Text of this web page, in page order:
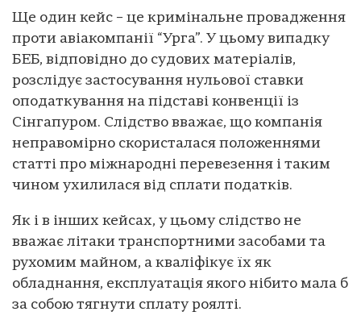
Ще один кейс – це кримінальне провадження
проти авіакомпанії “Урга”. У цьому випадку
БЕБ, відповідно до судових матеріалів,
розслідує застосування нульової ставки
оподаткування на підставі конвенції із
Сінгапуром. Слідство вважає, що компанія
неправомірно скористалася положеннями
статті про міжнародні перевезення і таким
чином ухилилася від сплати податків.
Як і в інших кейсах, у цьому слідство не
вважає літаки транспортними засобами та
рухомим майном, а кваліфікує їх як
обладнання, експлуатація якого нібито мала б
за собою тягнути сплату роялті.